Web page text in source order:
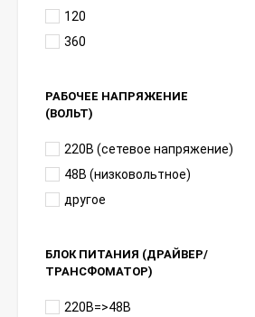
120
360
РАБОЧЕЕ НАПРЯЖЕНИЕ
(ВОЛЬТ)
220В (сетевое напряжение)
48В (низковольтное)
другое
БЛОК ПИТАНИЯ (ДРАЙВЕР/
ТРАНСФОМАТОР)
220В=>48В